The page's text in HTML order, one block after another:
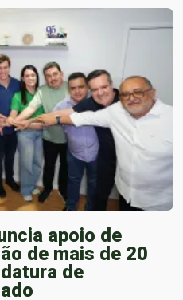
apoio de
de mais de 20
de